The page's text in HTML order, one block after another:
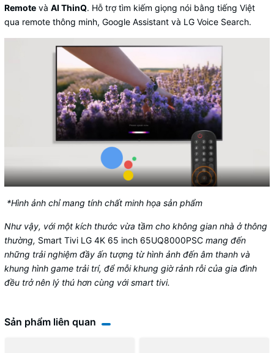
Remote và AI ThinQ. Hỗ trợ tìm kiếm giọng nói bằng tiếng Việt
qua remote thông minh, Google Assistant và LG Voice Search.
*Hình ảnh chỉ mang tính chất minh họa sản phẩm
Như vậy, với một kích thước vừa tầm cho không gian nhà ở thông
thường, Smart Tivi LG 4K 65 inch 65UQ8000PSC mang đến
những trải nghiệm đầy ấn tượng từ hình ảnh đến âm thanh và
khung hình game trải trí, để mỗi khung giờ rảnh rỗi của gia đình
đều trở nên lý thú hơn cùng vớismart tivi.
Sản phẩm liên quan